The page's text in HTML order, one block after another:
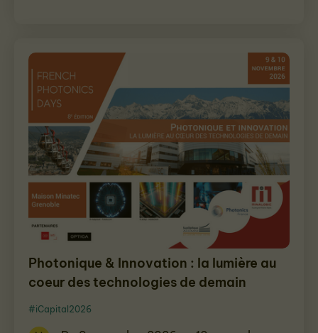
Photonique & Innovation : la lumière au
coeur des technologies de demain
#iCapital2026